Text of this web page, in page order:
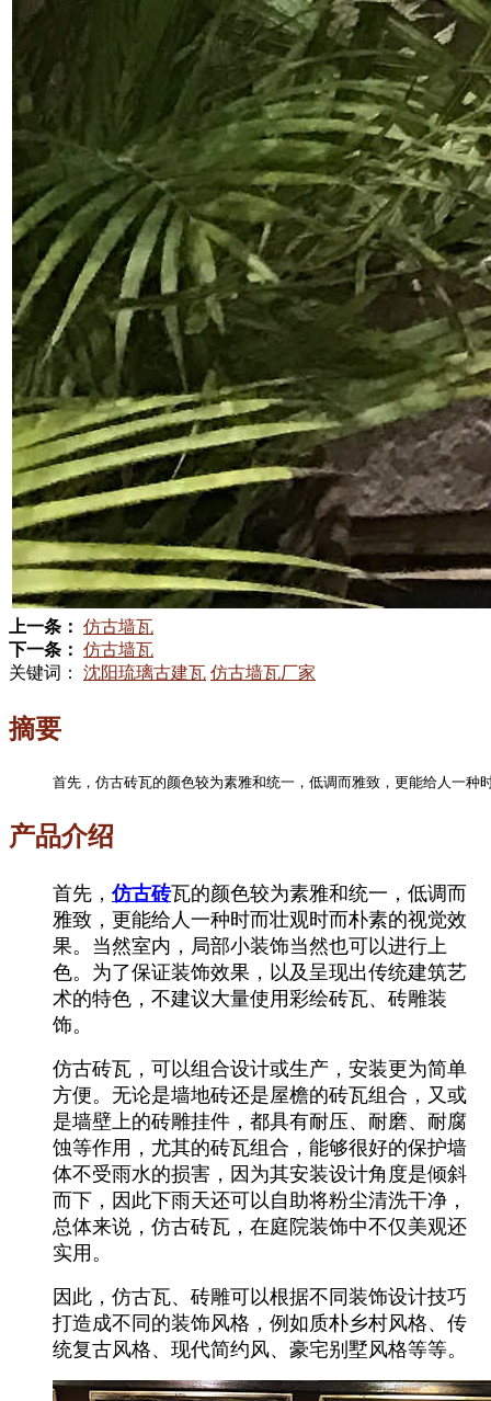
上一条： 仿古墙瓦
下一条： 仿古墙瓦
关键词： 沈阳琉璃古建瓦 仿古墙瓦厂家
摘要
首先，仿古砖瓦的颜色较为素雅和统一，低调而雅致，更能给人一
产品介绍
首先，仿古砖瓦的颜色较为素雅和统一，低调而
雅致，更能给人一种时而壮观时而朴素的视觉效
果。当然室内，局部小装饰当然也可以进行上
色。为了保证装饰效果，以及呈现出传统建筑艺
术的特色，不建议大量使用彩绘砖瓦、砖雕装
饰。
仿古砖瓦，可以组合设计或生产，安装更为简单
方便。无论是墙地砖还是屋檐的砖瓦组合，又或
是墙壁上的砖雕挂件，都具有耐压、耐磨、耐腐
蚀等作用，尤其的砖瓦组合，能够很好的保护墙
体不受雨水的损害，因为其安装设计角度是倾斜
而下，因此下雨天还可以自助将粉尘清洗干净，
总体来说，仿古砖瓦，在庭院装饰中不仅美观还
实用。
因此，仿古瓦、砖雕可以根据不同装饰设计技巧
打造成不同的装饰风格，例如质朴乡村风格、传
统复古风格、现代简约风、豪宅别墅风格等等。